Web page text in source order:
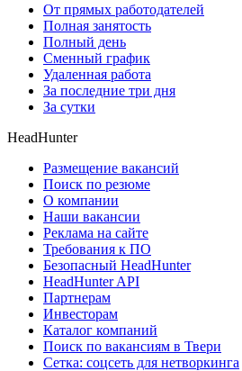
От прямых работодателей
Полная занятость
Полный день
Сменный график
Удаленная работа
За последние три дня
За сутки
HeadHunter
Размещение вакансий
Поиск по резюме
О компании
Наши вакансии
Реклама на сайте
Требования к ПО
Безопасный HeadHunter
HeadHunter API
Партнерам
Инвесторам
Каталог компаний
Поиск по вакансиям в Твери
Сетка: соцсеть для нетворкинга